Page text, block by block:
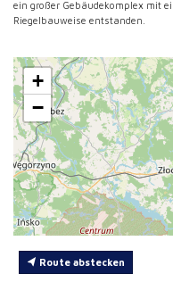
ein großer Gebäudekomplex mit
Riegelbauweise entstanden.
+
−
Route abstecken